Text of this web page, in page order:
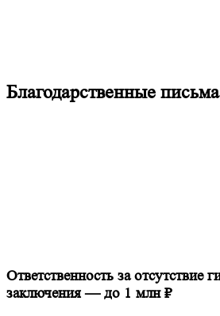
Благодарственные письма
Ответственность за отсутствие
заключения — до 1 млн ₽